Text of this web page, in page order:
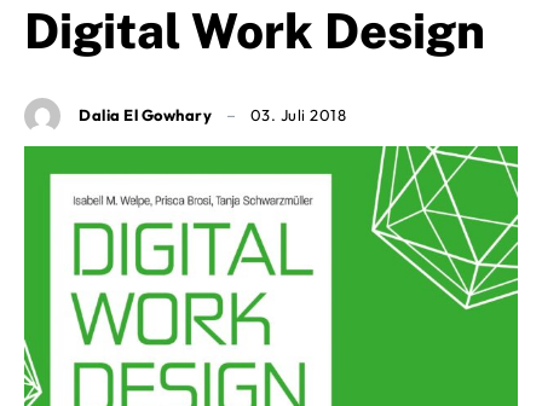
Digital Work Design
Dalia El Gowhary 03. Juli 2018